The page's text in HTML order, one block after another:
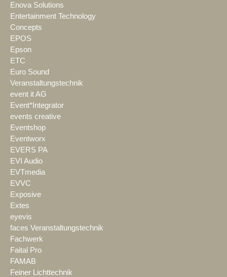
Enova Solutions
Entertainment Technology
Concepts
EPOS
Epson
ETC
Euro Sound
Veranstaltungstechnik
event it AG
Event*Integrator
events creative
Eventshop
Eventworx
EVERS PA
EVI Audio
EVTmedia
EVVC
Exposive
Extes
eyevis
faces Veranstaltungstechnik
Fachwerk
Faital Pro
FAMAB
Feiner Lichttechnik